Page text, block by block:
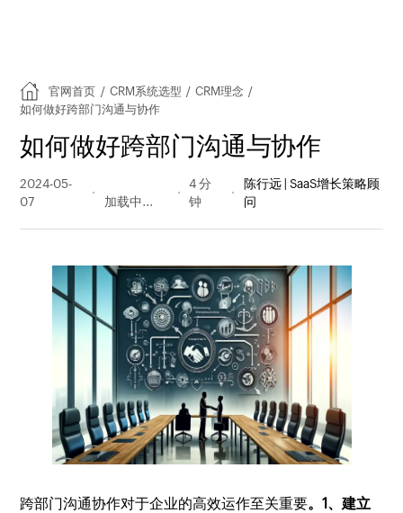
官网首页 / CRM系统选型 / CRM理念 /
如何做好跨部门沟通与协作
如何做好跨部门沟通与协作
2024-05-
07
量
4 分
钟
陈行远 | SaaS增长策略顾
问
跨部门沟通协作对于企业的高效运作至关重要。1、建立